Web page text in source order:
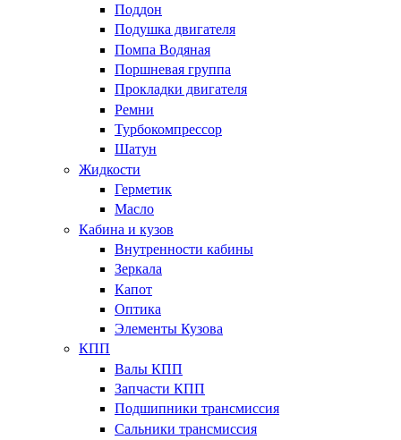
Поддон
Подушка двигателя
Помпа Водяная
Поршневая группа
Прокладки двигателя
Ремни
Турбокомпрессор
Шатун
Жидкости
Герметик
Масло
Кабина и кузов
Внутренности кабины
Зеркала
Капот
Оптика
Элементы Кузова
КПП
Валы КПП
Запчасти КПП
Подшипники трансмиссия
Сальники трансмиссия